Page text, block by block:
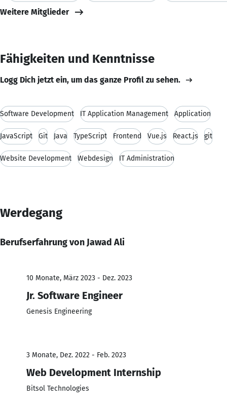
Weitere Mitglieder
Fähigkeiten und Kenntnisse
Logg Dich jetzt ein, um das ganze Profil zu sehen.
Software Development IT Application Management Application
JavaScript Git Java TypeScript Frontend Vue.js React.js git
Website Development Webdesign IT Administration
Werdegang
Berufserfahrung von Jawad Ali
10 Monate, März 2023 - Dez. 2023
Jr. Software Engineer
Genesis Engineering
3 Monate, Dez. 2022 - Feb. 2023
Web Development Internship
Bitsol Technologies